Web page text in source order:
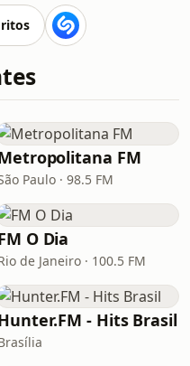
FM
Paulo · 98.5 FM
O Dia
de Janeiro · 100.5 FM
- Hits Brasil